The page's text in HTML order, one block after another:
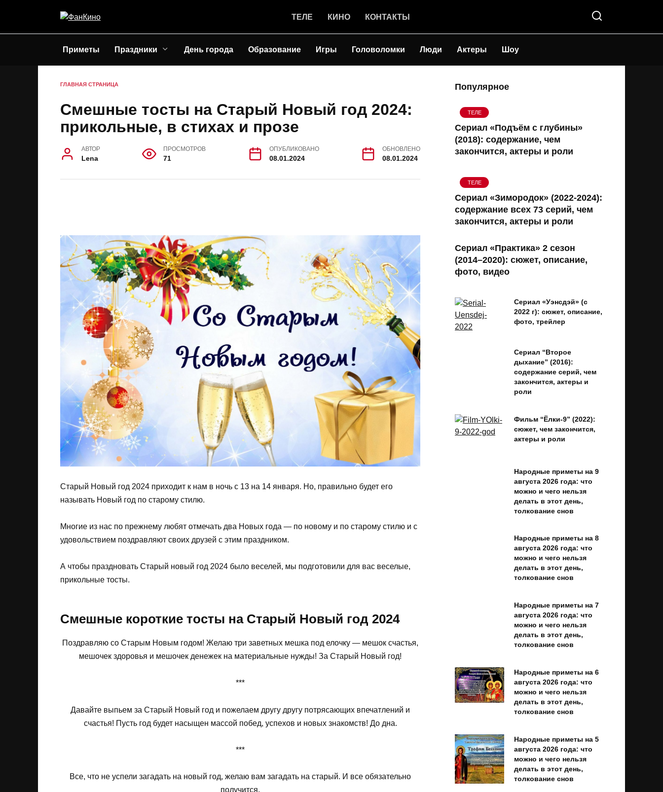
ТЕЛЕ КИНО КОНТАКТЫ
Приметы Праздники День города Образование Игры Головоломки Люди Актеры Шоу
ГЛАВНАЯ СТРАНИЦА
Смешные тосты на Старый Новый год 2024:
прикольные, в стихах и прозе
АВТОР
Lena
ПРОСМОТРОВ
71
ОПУБЛИКОВАНО
08.01.2024
ОБНОВЛЕНО
08.01.2024
Старый Новый год 2024 приходит к нам в ночь с 13 на 14 января. Но, правильно будет его
называть Новый год по старому стилю.
Многие из нас по прежнему любят отмечать два Новых года — по новому и по старому стилю и с
удовольствием поздравляют своих друзей с этим праздником.
А чтобы праздновать Старый новый год 2024 было веселей, мы подготовили для вас веселые,
прикольные тосты.
Смешные короткие тосты на Старый Новый год 2024
Поздравляю со Старым Новым годом! Желаю три заветных мешка под елочку — мешок счастья,
мешочек здоровья и мешочек денежек на материальные нужды! За Старый Новый год!
***
Давайте выпьем за Старый Новый год и пожелаем другу другу потрясающих впечатлений и
счастья! Пусть год будет насыщен массой побед, успехов и новых знакомств! До дна.
***
Все, что не успели загадать на новый год, желаю вам загадать на старый. И все обязательно
получится.
Популярное
ТЕЛЕ
Сериал «Подъём с глубины»
(2018): содержание, чем
закончится, актеры и роли
ТЕЛЕ
Сериал «Зимородок» (2022-2024):
содержание всех 73 серий, чем
закончится, актеры и роли
Сериал «Практика» 2 сезон
(2014–2020): сюжет, описание,
фото, видео
Сериал «Уэнсдэй» (с
2022 г): сюжет, описание,
фото, трейлер
Сериал “Второе
дыхание” (2016):
содержание серий, чем
закончится, актеры и
роли
Фильм “Ёлки-9” (2022):
сюжет, чем закончится,
актеры и роли
Народные приметы на 9
августа 2026 года: что
можно и чего нельзя
делать в этот день,
толкование снов
Народные приметы на 8
августа 2026 года: что
можно и чего нельзя
делать в этот день,
толкование снов
Народные приметы на 7
августа 2026 года: что
можно и чего нельзя
делать в этот день,
толкование снов
Народные приметы на 6
августа 2026 года: что
можно и чего нельзя
делать в этот день,
толкование снов
Народные приметы на 5
августа 2026 года: что
можно и чего нельзя
делать в этот день,
толкование снов